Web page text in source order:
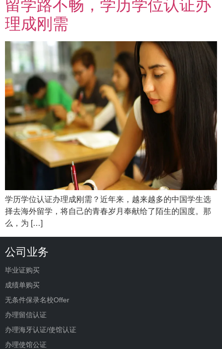
留学路不畅，学历学位认证办
理成刚需
学历学位认证办理成刚需？近年来，越来越多的中国学生选
择去海外留学，将自己的青春岁月奉献给了陌生的国度。那
么，为 […]
公司业务
毕业证购买
成绩单购买
无条件保录名校Offer
办理留信认证
办理海牙认证/使馆认证
办理使馆公证